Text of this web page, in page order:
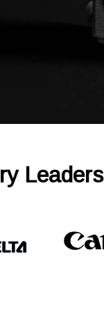
Leaders